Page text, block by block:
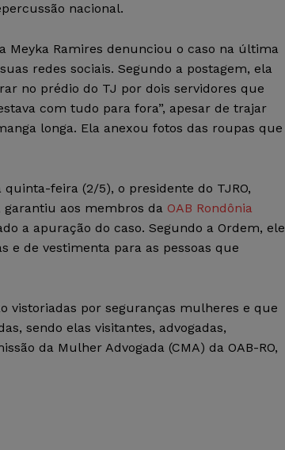
nacional.
Meyka Ramires denunciou o caso na última
redes sociais. Segundo a postagem, ela
no prédio do TJ por dois servidores que
com tudo para fora”, apesar de trajar
longa. Ela anexou fotos das roupas que
feira (2/5), o presidente do TJRO,
garantiu aos membros da OAB Rondônia
a apuração do caso. Segundo a Ordem, ele
e de vestimenta para as pessoas que
vistoriadas por seguranças mulheres e que
sendo elas visitantes, advogadas,
da Mulher Advogada (CMA) da OAB-RO,